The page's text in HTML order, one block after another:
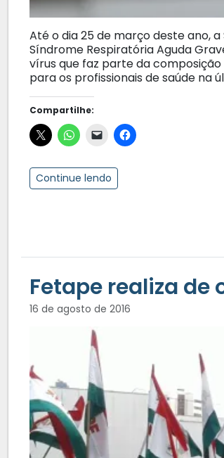
Até o dia 25 de março deste ano,
Síndrome Respiratória Aguda
vírus que faz parte da
para os profissionais de saúde na
Compartilhe:
Continue lendo
Fetape realiza de
16 de agosto de 2016